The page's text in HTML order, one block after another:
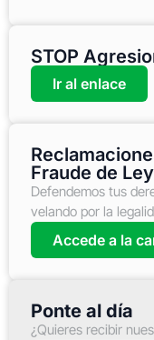
STOP
Ir al enlace
Fraude de Ley
Defendemos tus
velando por la
Accede a la
Ponte al día
¿Quieres recibir